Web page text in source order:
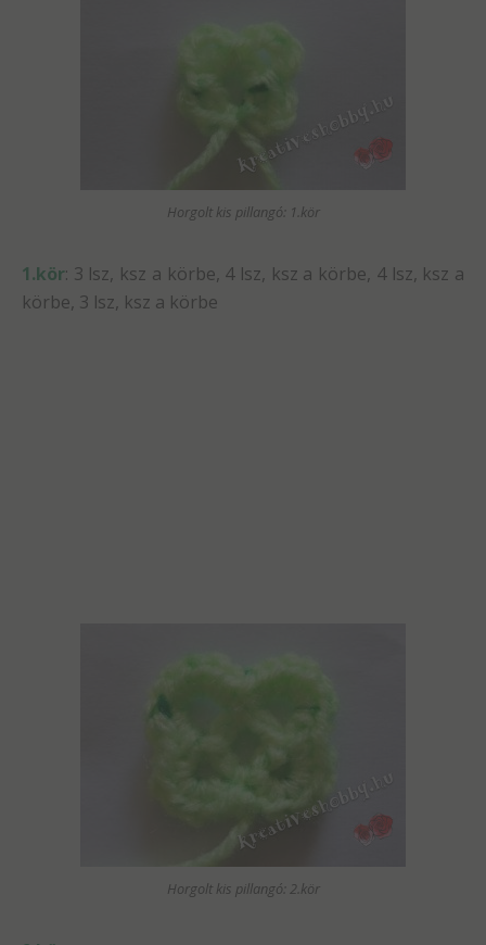
Horgolt kis pillangó: 1.kör
1.kör: 3 lsz, ksz a körbe, 4 lsz, ksz a körbe, 4 lsz, ksz a
körbe, 3 lsz, ksz a körbe
Horgolt kis pillangó: 2.kör